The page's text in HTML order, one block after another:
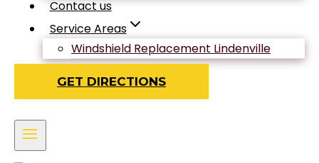
Contact us
Service Areas
Windshield Replacement Lindenville
GET DIRECTIONS
Einnehmen
Exklusiv